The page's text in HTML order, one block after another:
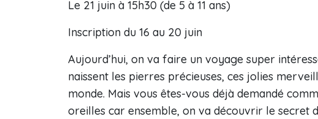
Le 21 juin à 15h30 (de 5 à 11 ans)
Inscription du 16 au 20 juin
Aujourd’hui, on va faire un voyage super
naissent les pierres précieuses, ces jolies
monde. Mais vous êtes-vous déjà demandé
oreilles car ensemble, on va découvrir le secret